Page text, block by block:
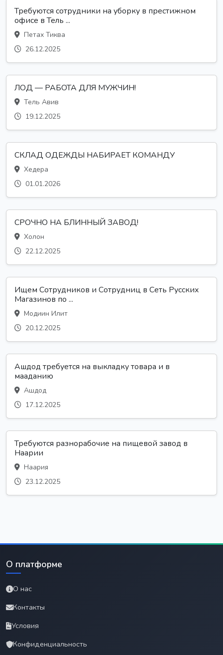
Требуются сотрудники на уборку в престижном
офисе в Тель ...
Петах Тиква
26.12.2025
ЛОД — РАБОТА ДЛЯ МУЖЧИН!
Тель Авив
19.12.2025
СКЛАД ОДЕЖДЫ НАБИРАЕТ КОМАНДУ
Хедера
01.01.2026
СРОЧНО НА БЛИННЫЙ ЗАВОД!
Холон
22.12.2025
Ищем Сотрудников и Сотрудниц в Сеть Русских
Магазинов по ...
Модиин Илит
20.12.2025
Ашдод требуется на выкладку товара и в
мааданию
Ашдод
17.12.2025
Требуются разнорабочие на пищевой завод в
Наарии
Наария
23.12.2025
О платформе
О нас
Контакты
Условия
Конфиденциальность